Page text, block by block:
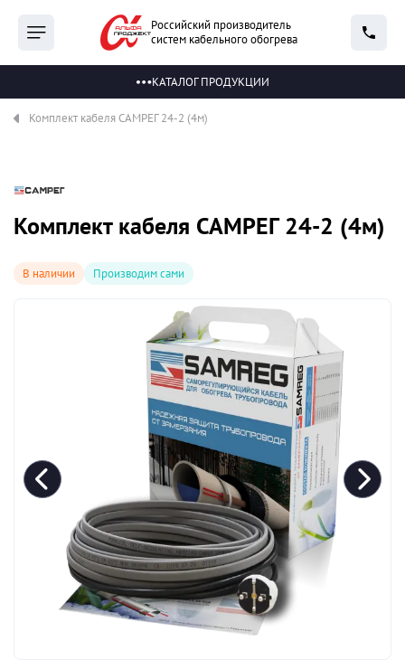
Российский производитель
систем кабельного обогрева
КАТАЛОГ ПРОДУКЦИИ
Комплект кабеля САМРЕГ 24-2 (4м)
В наличии Производим сами
Комплект кабеля САМРЕГ 24-2 (4м)